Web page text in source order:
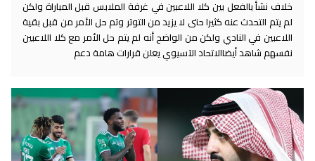
خلاف نشأ بالفعل بين كلا اللاعبين في غرفة الملابس قبل المباراة ولكن
لم يتم التحدث عنه كثيرا حتى لا يزيد من التوتر وتم حل الأمر من قبل بقية
اللاعبين في النادي ولكن من الواضح أنه لم يتم حل الأمر مع كلا اللاعبين
نفسهم شاهد أيضاالاتحاد الآسيوي يعلن قرارات هامة دعم